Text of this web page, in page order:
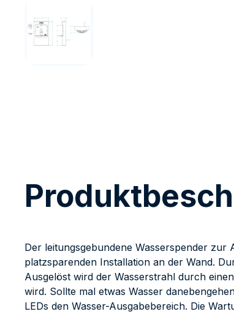
Der leitungsgebundene Wasserspender
platzsparenden Installation an der Wand.
Ausgelöst wird der Wasserstrahl durch
wird. Sollte mal etwas Wasser
LEDs den Wasser-Ausgabebereich. Die